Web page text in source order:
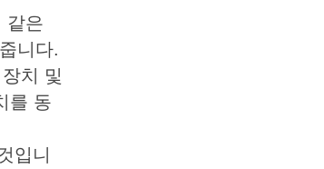
같은
니다.
치 및
를 동
입니